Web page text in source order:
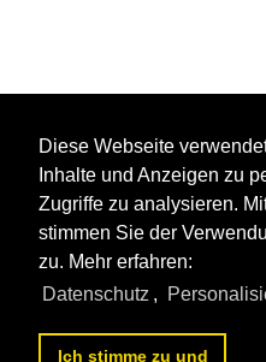
Diese Webseite
Inhalte und Anzeigen zu
Zugriffe zu analysieren.
stimmen Sie der
zu. Mehr erfahren:
Datenschutz ,
Ich stimme zu und